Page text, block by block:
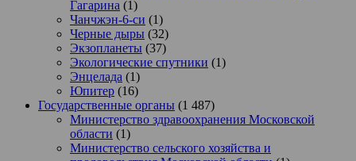
Гагарина (1)
Чанчжэн-6-си (1)
Черные дыры (32)
Экзопланеты (37)
Экологические спутники (1)
Энцелада (1)
Юпитер (16)
Государственные органы (1 487)
Министерство здравоохранения Московской
области (1)
Министерство сельского хозяйства и